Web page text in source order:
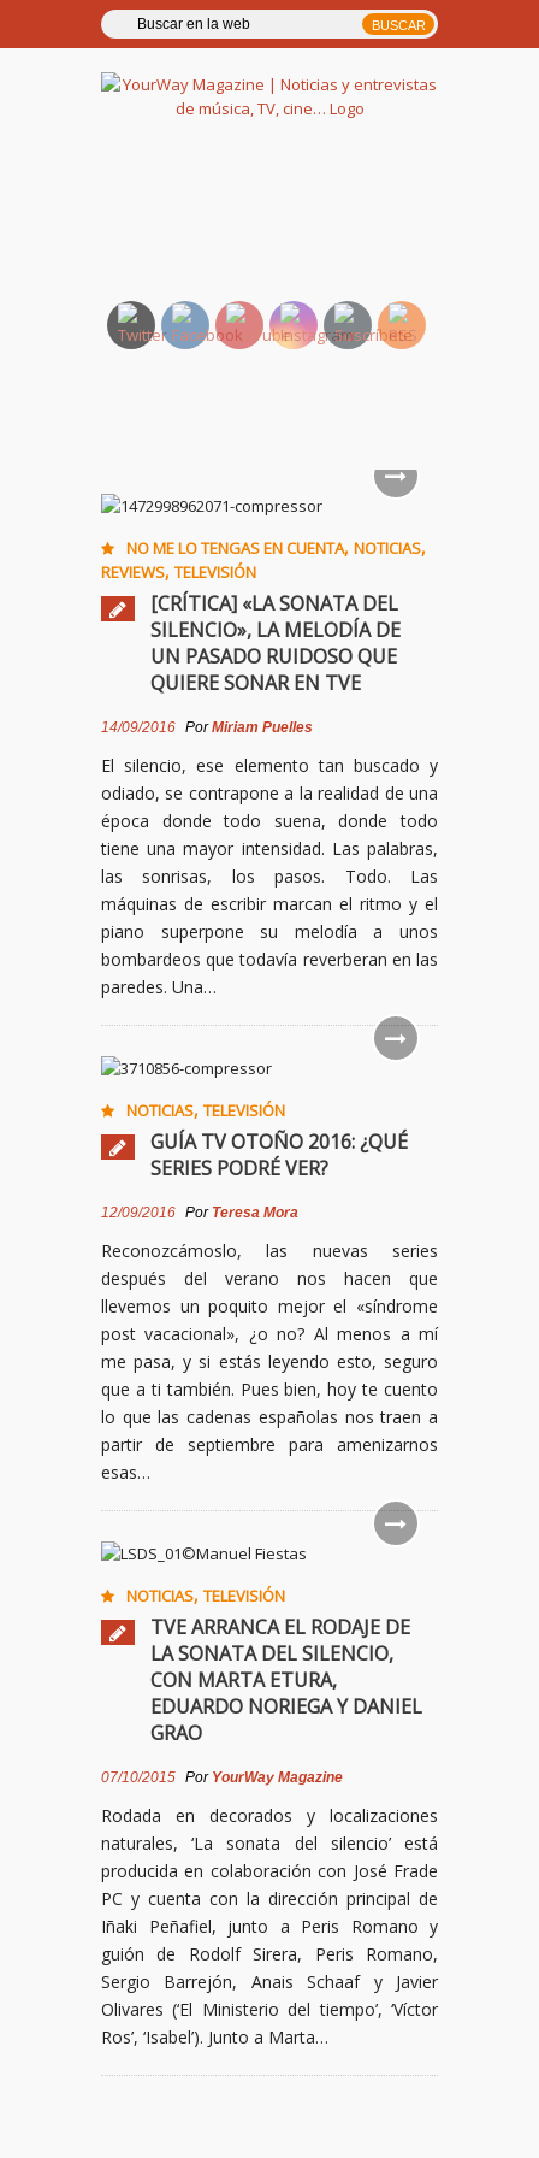
NO ME LO TENGAS EN CUENTA, NOTICIAS,
REVIEWS, TELEVISIÓN
[CRÍTICA] «LA SONATA DEL
SILENCIO», LA MELODÍA DE
UN PASADO RUIDOSO QUE
QUIERE SONAR EN TVE
14/09/2016 PorMiriam Puelles
El silencio, ese elemento tan buscado y
odiado, se contrapone a la realidad de una
época donde todo suena, donde todo
tiene una mayor intensidad. Las palabras,
las sonrisas, los pasos. Todo. Las
máquinas de escribir marcan el ritmo y el
piano superpone su melodía a unos
bombardeos que todavía reverberan en las
paredes. Una…
NOTICIAS, TELEVISIÓN
GUÍA TV OTOÑO 2016: ¿QUÉ
SERIES PODRÉ VER?
12/09/2016 Por Teresa Mora
Reconozcámoslo, las nuevas series
después del verano nos hacen que
llevemos un poquito mejor el «síndrome
post vacacional», ¿o no? Al menos a mí
me pasa, y si estás leyendo esto, seguro
que a ti también. Pues bien, hoy te cuento
lo que las cadenas españolas nos traen a
partir de septiembre para amenizarnos
esas…
NOTICIAS, TELEVISIÓN
TVE ARRANCA EL RODAJE DE
LA SONATA DEL SILENCIO,
CON MARTA ETURA,
EDUARDO NORIEGA Y DANIEL
GRAO
07/10/2015 Por YourWay Magazine
Rodada en decorados y localizaciones
naturales, ‘La sonata del silencio’ está
producida en colaboración con José Frade
PC y cuenta con la dirección principal de
Iñaki Peñafiel, junto a Peris Romano y
guión de Rodolf Sirera, Peris Romano,
Sergio Barrejón, Anais Schaaf y Javier
Olivares (‘El Ministerio del tiempo’, ‘Víctor
Ros’, ‘Isabel’). Junto a Marta…